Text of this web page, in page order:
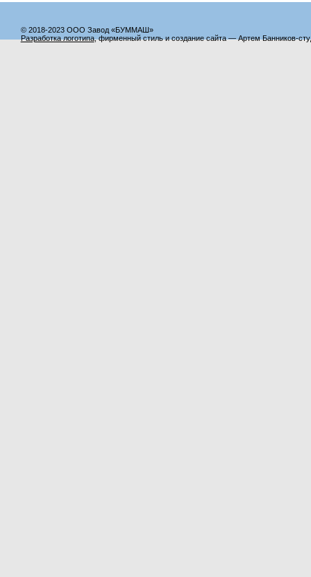
© 2018-2023 ООО Завод «БУММАШ»
Разработка логотипа, фирменный стиль и создание сайта — Артем Банников-